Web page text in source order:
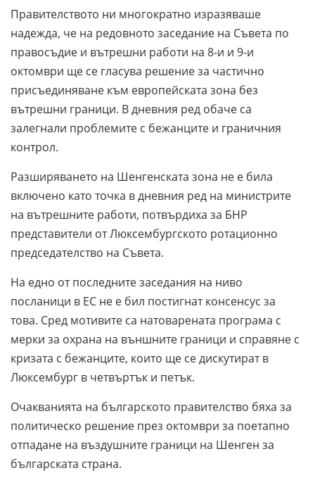
Правителството ни многократно изразяваше
надежда, че на редовното заседание на Съвета по
правосъдие и вътрешни работи на 8-и и 9-и
октомври ще се гласува решение за частично
присъединяване към европейската зона без
вътрешни граници. В дневния ред обаче са
залегнали проблемите с бежанците и граничния
контрол.
Разширяването на Шенгенската зона не е била
включено като точка в дневния ред на министрите
на вътрешните работи, потвърдиха за БНР
представители от Люксембургското ротационно
председателство на Съвета.
На едно от последните заседания на ниво
посланици в ЕС не е бил постигнат консенсус за
това. Сред мотивите са натоварената програма с
мерки за охрана на външните граници и справяне с
кризата с бежанците, които ще се дискутират в
Люксембург в четвъртък и петък.
Очакванията на българското правителство бяха за
политическо решение през октомври за поетапно
отпадане на въздушните граници на Шенген за
българската страна.